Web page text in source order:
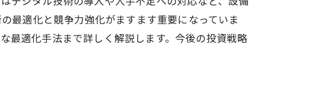
最適化と競争力強化がますます重要になっていま
最適化手法まで詳しく解説します。今後の投資戦略